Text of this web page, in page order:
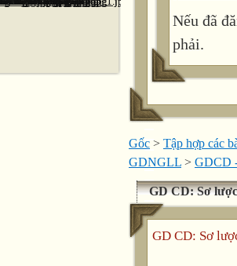
Nếu đã
phải.
Gốc > Tập hợp các
GDNGLL > GDCD
GD CD: Sơ
GD CD: Sơ